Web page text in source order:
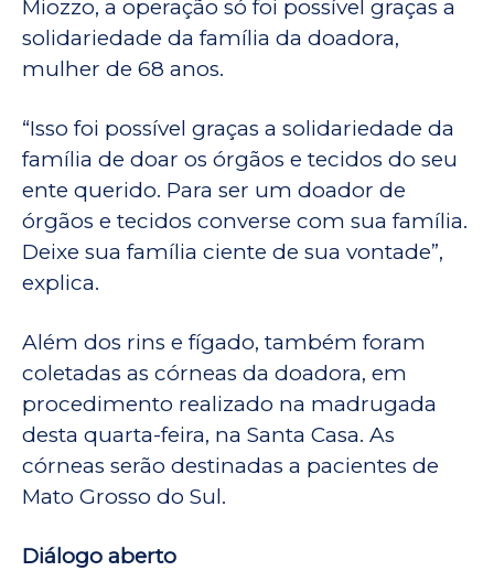
Miozzo, a operação só foi possível graças a
solidariedade da família da doadora,
mulher de 68 anos.
“Isso foi possível graças a solidariedade da
família de doar os órgãos e tecidos do seu
ente querido. Para ser um doador de
órgãos e tecidos converse com sua família.
Deixe sua família ciente de sua vontade”,
explica.
Além dos rins e fígado, também foram
coletadas as córneas da doadora, em
procedimento realizado na madrugada
desta quarta-feira, na Santa Casa. As
córneas serão destinadas a pacientes de
Mato Grosso do Sul.
Diálogo aberto